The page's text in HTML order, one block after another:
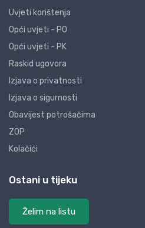
Uvjeti korištenja
Opći uvjeti - PO
Opći uvjeti - PK
Raskid ugovora
Izjava o privatnosti
Izjava o sigurnosti
Obavijest potrošačima
ZOP
Kolačići
Ostani u tijeku
Želim na listu